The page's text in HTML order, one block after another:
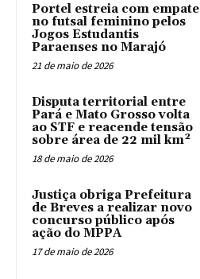
Portel estreia com empate
no futsal feminino pelos
Jogos Estudantis
Paraenses no Marajó
21 de maio de 2026
Disputa territorial entre
Pará e Mato Grosso volta
ao STF e reacende tensão
sobre área de 22 mil km²
18 de maio de 2026
Justiça obriga Prefeitura
de Breves a realizar novo
concurso público após
ação do MPPA
17 de maio de 2026